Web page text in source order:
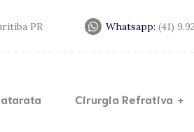
PR Whatsapp: (41)
Cirurgia Refrativa